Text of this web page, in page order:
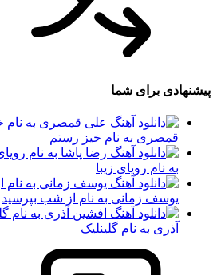
پیشنهادی برای شما
قمصری به نام خیز رستم
به نام رویای زیبا
یوسف زمانی به نام از شب بپرسید
آذری به نام گلینلیک